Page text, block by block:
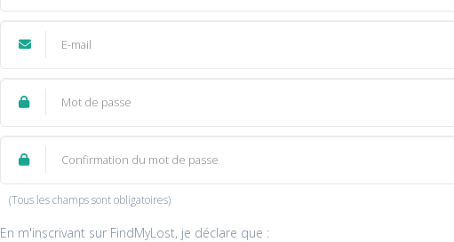
8 caractères
(Tous les champs sont obligatoires)
En m'inscrivant sur FindMyLost, je déclare que :